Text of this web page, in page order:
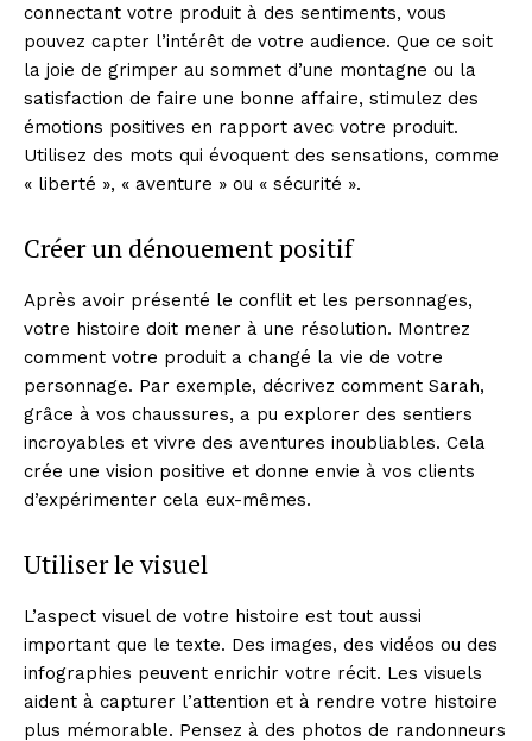
connectant votre produit à des sentiments, vous
pouvez capter l’intérêt de votre audience. Que ce soit
la joie de grimper au sommet d’une montagne ou la
satisfaction de faire une bonne affaire, stimulez des
émotions positives en rapport avec votre produit.
Utilisez des mots qui évoquent des sensations, comme
« liberté », « aventure » ou « sécurité ».
Créer un dénouement positif
Après avoir présenté le conflit et les personnages,
votre histoire doit mener à une résolution. Montrez
comment votre produit a changé la vie de votre
personnage. Par exemple, décrivez comment Sarah,
grâce à vos chaussures, a pu explorer des sentiers
incroyables et vivre des aventures inoubliables. Cela
crée une vision positive et donne envie à vos clients
d’expérimenter cela eux-mêmes.
Utiliser le visuel
L’aspect visuel de votre histoire est tout aussi
important que le texte. Des images, des vidéos ou des
infographies peuvent enrichir votre récit. Les visuels
aident à capturer l’attention et à rendre votre histoire
plus mémorable. Pensez à des photos de randonneurs